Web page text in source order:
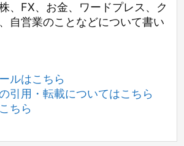
、FX、お金、ワードプレス、ク
自営業のことなどについて書い
ルはこちら
引用・転載についてはこちら
ちら